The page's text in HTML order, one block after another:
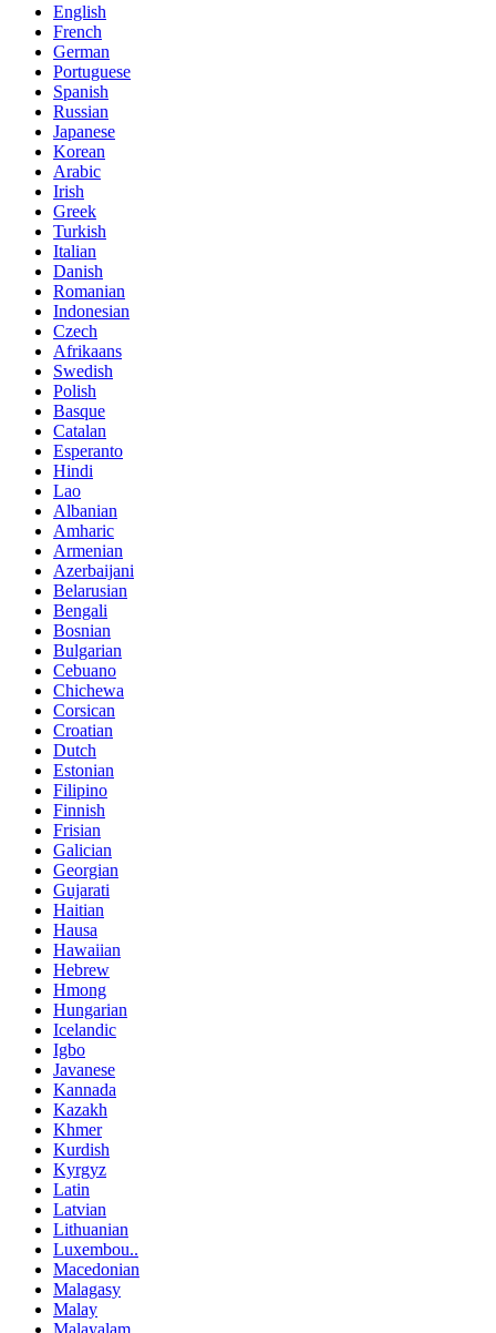
English
French
German
Portuguese
Spanish
Russian
Japanese
Korean
Arabic
Irish
Greek
Turkish
Italian
Danish
Romanian
Indonesian
Czech
Afrikaans
Swedish
Polish
Basque
Catalan
Esperanto
Hindi
Lao
Albanian
Amharic
Armenian
Azerbaijani
Belarusian
Bengali
Bosnian
Bulgarian
Cebuano
Chichewa
Corsican
Croatian
Dutch
Estonian
Filipino
Finnish
Frisian
Galician
Georgian
Gujarati
Haitian
Hausa
Hawaiian
Hebrew
Hmong
Hungarian
Icelandic
Igbo
Javanese
Kannada
Kazakh
Khmer
Kurdish
Kyrgyz
Latin
Latvian
Lithuanian
Luxembou..
Macedonian
Malagasy
Malay
Malayalam